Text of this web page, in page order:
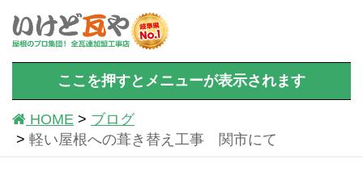
ここを押すとメニューが表示されます
HOME
ブログ
軽い屋根への葺き替え工事 関市にて